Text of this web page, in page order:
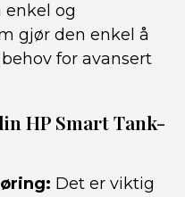
enkel og
gjør den enkel å
for avansert
HP Smart Tank-
Det er viktig